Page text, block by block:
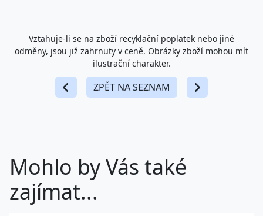
Vztahuje-li se na zboží recyklační poplatek nebo jiné
odměny, jsou již zahrnuty v ceně. Obrázky zboží mohou mít
ilustrační charakter.
ZPĚT NA SEZNAM
Mohlo by Vás také
zajímat...